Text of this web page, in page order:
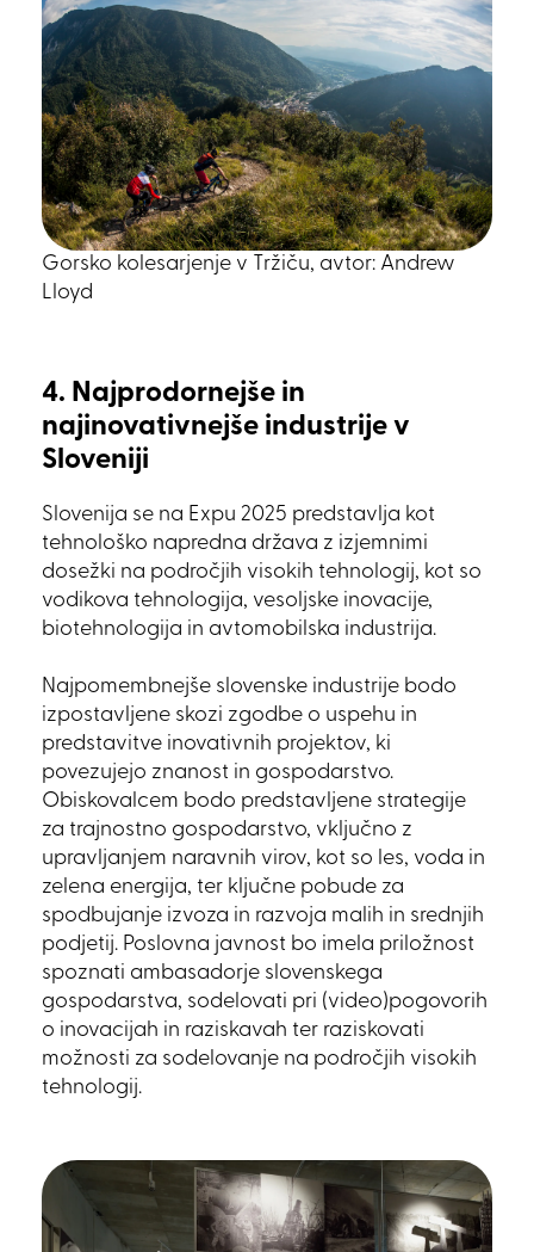
Gorsko kolesarjenje v Tržiču, avtor: Andrew
Lloyd
4. Najprodornejše in
najinovativnejše industrije v
Sloveniji
Slovenija se na Expu 2025 predstavlja kot
tehnološko napredna država z izjemnimi
dosežki na področjih visokih tehnologij, kot so
vodikova tehnologija, vesoljske inovacije,
biotehnologija in avtomobilska industrija.
Najpomembnejše slovenske industrije bodo
izpostavljene skozi zgodbe o uspehu in
predstavitve inovativnih projektov, ki
povezujejo znanost in gospodarstvo.
Obiskovalcem bodo predstavljene strategije
za trajnostno gospodarstvo, vključno z
upravljanjem naravnih virov, kot so les, voda in
zelena energija, ter ključne pobude za
spodbujanje izvoza in razvoja malih in srednjih
podjetij. Poslovna javnost bo imela priložnost
spoznati ambasadorje slovenskega
gospodarstva, sodelovati pri (video)pogovorih
o inovacijah in raziskavah ter raziskovati
možnosti za sodelovanje na področjih visokih
tehnologij.